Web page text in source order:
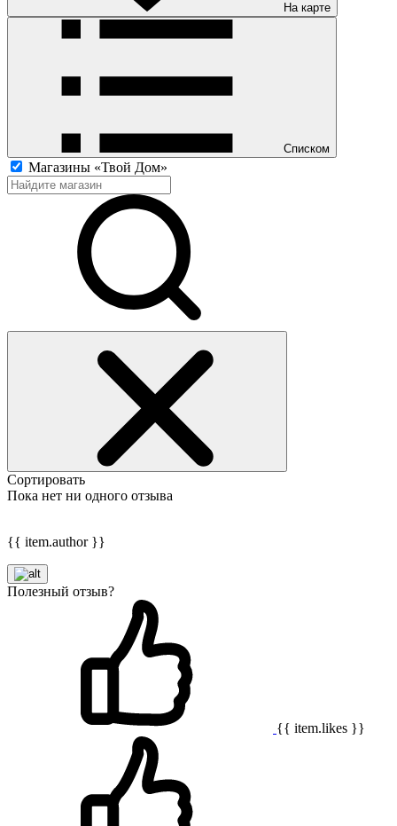
На карте
Списком
Магазины «Твой Дом»
Сортировать
Пока нет ни одного отзыва
{{ item.author }}
Полезный отзыв?
{{ item.likes }}